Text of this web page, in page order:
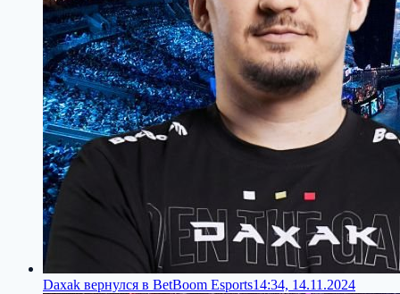
Daxak вернулся в BetBoom Esports14:34, 14.11.2024